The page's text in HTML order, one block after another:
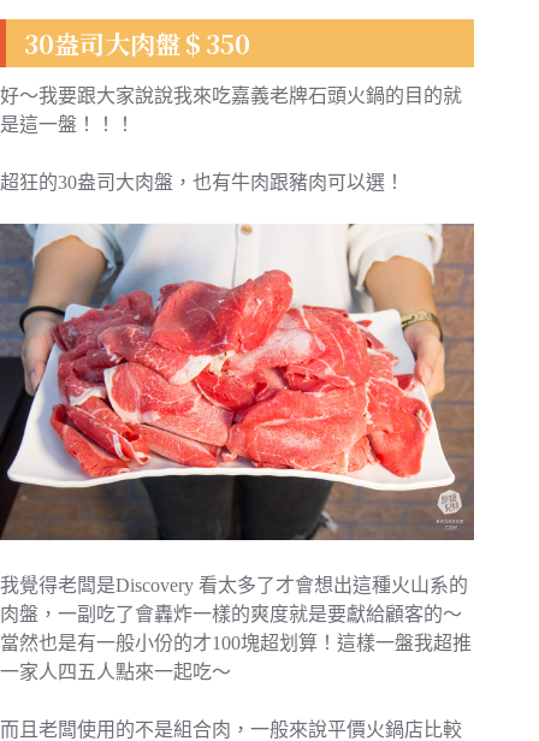
30盎司大肉盤＄350
好～我要跟大家說說我來吃嘉義老牌石頭火鍋的目的就
是這一盤！！！
超狂的30盎司大肉盤，也有牛肉跟豬肉可以選！
我覺得老闆是Discovery 看太多了才會想出這種火山系的
肉盤，一副吃了會轟炸一樣的爽度就是要獻給顧客的～
當然也是有一般小份的才100塊超划算！這樣一盤我超推
一家人四五人點來一起吃～
而且老闆使用的不是組合肉，一般來說平價火鍋店比較